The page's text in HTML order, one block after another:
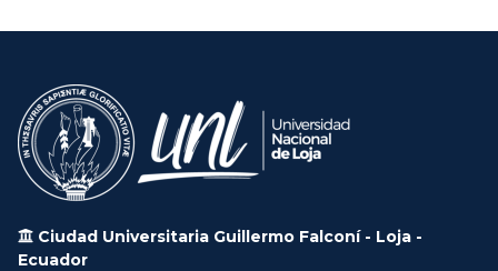
Ciudad Universitaria Guillermo Falconí - Loja -
Ecuador